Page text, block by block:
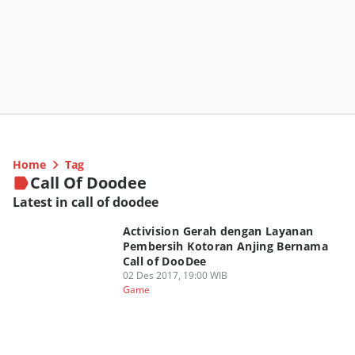
Home Tag
Call Of Doodee
Latest in call of doodee
Activision Gerah dengan Layanan
Pembersih Kotoran Anjing Bernama
Call of DooDee
02 Des 2017, 19:00 WIB
Game